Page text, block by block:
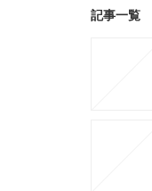
記事一覧